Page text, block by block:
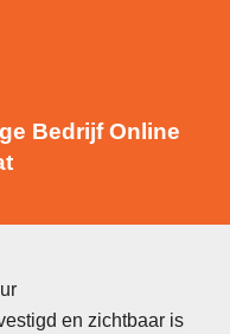
Bedrijf Online
en zichtbaar is